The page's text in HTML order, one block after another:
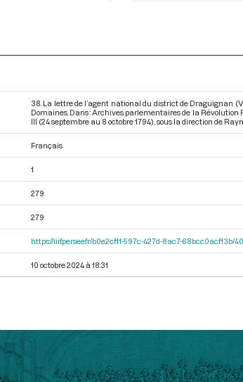
38. La lettre de l’agent national du district de Draguignan
Domaines. Dans : Archives parlementaires de la
III (24 septembre au 8 octobre 1794) , sous la direction de
Français
1
279
279
https://iiif.persee.fr/b0e2cf11-597c-427d-8ac7-
10 octobre 2024 à 18:31